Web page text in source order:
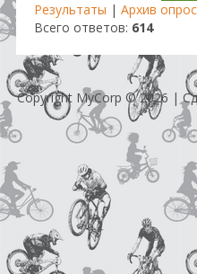
Результаты | Архив
Всего ответов: 614
Copyright MyCorp © 2026 |